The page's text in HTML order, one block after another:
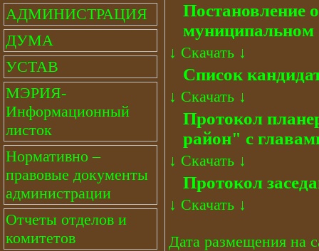
АДМИНИСТРАЦИЯ
ДУМА
УСТАВ
МЭРИЯ-
Информационный
листок
Нормативно –
правовые документы
администрации
Отчеты отделов и
комитетов
Постановление
муниципальном
↓ Скачать ↓
Список
↓ Скачать ↓
Протокол
район" с
↓ Скачать ↓
Протокол
↓ Скачать ↓
Дата размещения на